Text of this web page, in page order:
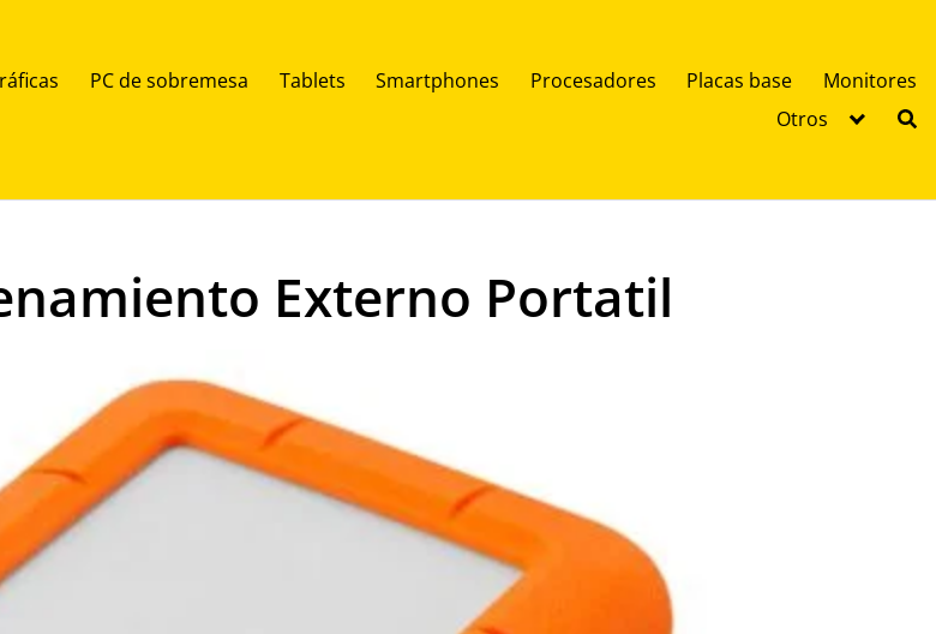
PC de sobremesa Tablets Smartphones Procesadores Placas base
Monitores
Otros
Externo Portatil